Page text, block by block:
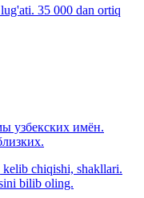
35 000 dan ortiq
узбекских имён.
chiqishi, shakllari.
bilib oling.